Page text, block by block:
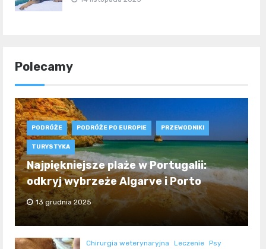
Polecamy
PODRÓŻE PODRÓŻE PO EUROPIE PRZEWODNIKI
TURYSTYKA
Najpiękniejsze plaże w Portugalii:
odkryj wybrzeże Algarve i Porto
13 grudnia 2025
Chirurgia weterynaryjna Leczenie Psy